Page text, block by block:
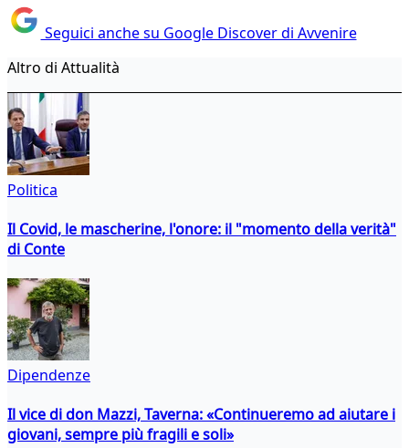
Seguici anche su Google Discover di Avvenire
Altro di Attualità
Politica
Il Covid, le mascherine, l'onore: il "momento della verità"
di Conte
Dipendenze
Il vice di don Mazzi, Taverna: «Continueremo ad aiutare i
giovani, sempre più fragili e soli»